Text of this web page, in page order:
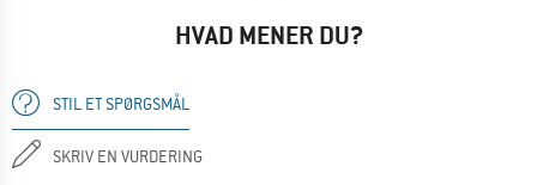
HVAD MENER DU?
STIL ET SPØRGSMÅL
SKRIV EN VURDERING